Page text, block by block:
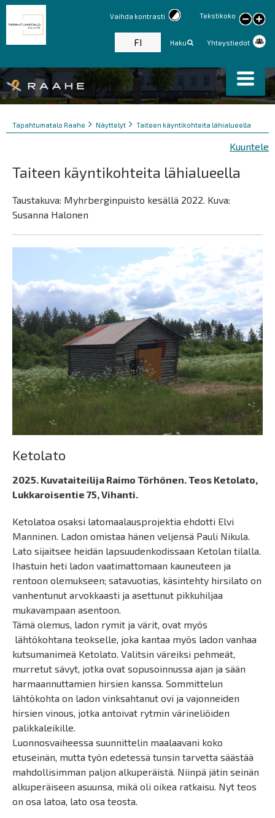
Tekstikoko
text
Vaihda kontrasti
Haku Yhteystiedot
FI
Murupolku
You
Tapahtumatalo Raahe Näyttelyt Taiteen käyntikohteita lähialueella
Kuuntele
Taiteen käyntikohteita lähialueella
Taustakuva: Myhrberginpuisto kesällä 2022. Kuva:
Susanna Halonen
Ketolato
2025. Kuvataiteilija Raimo Törhönen. Teos Ketolato,
Lukkaroisentie 75, Vihanti.
Ketolatoa osaksi latomaalausprojektia ehdotti Elvi
Manninen. Ladon omistaa hänen veljensä Pauli Nikula.
Lato sijaitsee heidän lapsuudenkodissaan Ketolan tilalla.
Ihastuin heti ladon vaatimattomaan kauneuteen ja
rentoon olemukseen; satavuotias, käsintehty hirsilato on
vanhentunut arvokkaasti ja asettunut pikkuhiljaa
mukavampaan asentoon.
Tämä olemus, ladon rymit ja värit, ovat myös
lähtökohtana teokselle, joka kantaa myös ladon vanhaa
kutsumanimeä Ketolato. Valitsin väreiksi pehmeät,
murretut sävyt, jotka ovat sopusoinnussa ajan ja sään
harmaannuttamien hirsien kanssa. Sommittelun
lähtökohta on ladon vinksahtanut ovi ja vajonneiden
hirsien vinous, jotka antoivat rytmin värineliöiden
palikkaleikille.
Luonnosvaiheessa suunnittelin maalaavani koko
etuseinän, mutta työn edetessä tunsin tarvetta säästää
mahdollisimman paljon alkuperäistä. Niinpä jätin seinän
alkuperäiseen asuunsa, mikä oli oikea ratkaisu. Nyt teos
on osa latoa, lato osa teosta.